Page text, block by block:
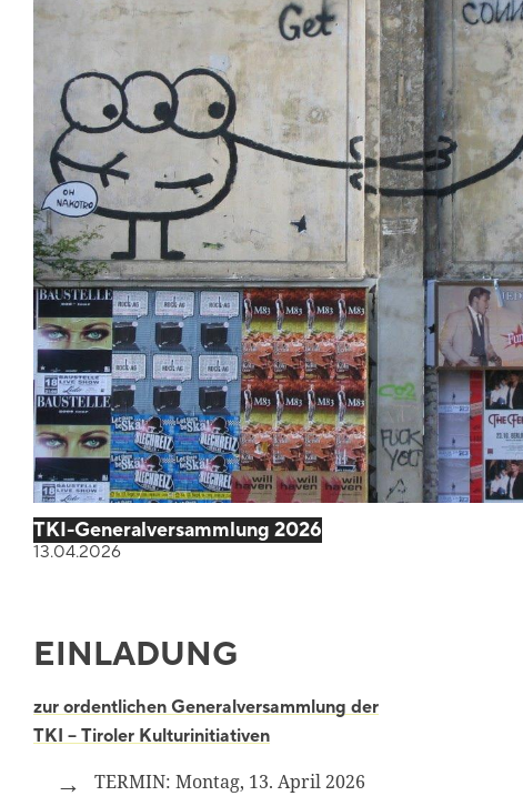
TKI-Generalversammlung 2026
13.04.2026
EINLADUNG
zur ordentlichen Generalversammlung der
TKI – Tiroler Kulturinitiativen
TERMIN: Montag, 13. April 2026